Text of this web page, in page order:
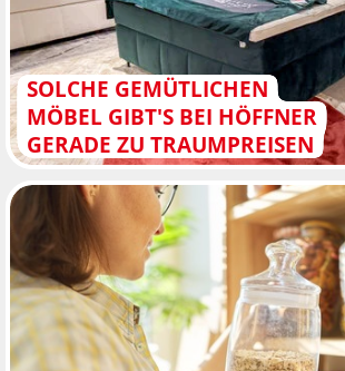
SOLCHE GEMÜTLICHEN
MÖBEL GIBT'S BEI HÖFFNER
GERADE ZU TRAUMPREISEN